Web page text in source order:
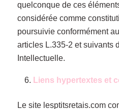
quelconque de ces
considérée comme
poursuivie conformément
articles L.335-2 et suivants
Intellectuelle.
Liens hypertextes et
Le site lesptitsretais.com